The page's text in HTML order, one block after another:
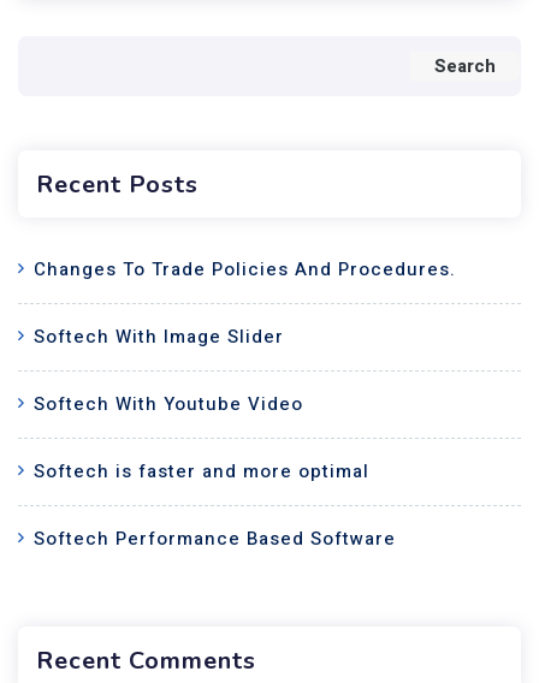
Search
Recent Posts
Changes To Trade Policies And Procedures.
Softech With Image Slider
Softech With Youtube Video
Softech is faster and more optimal
Softech Performance Based Software
Recent Comments